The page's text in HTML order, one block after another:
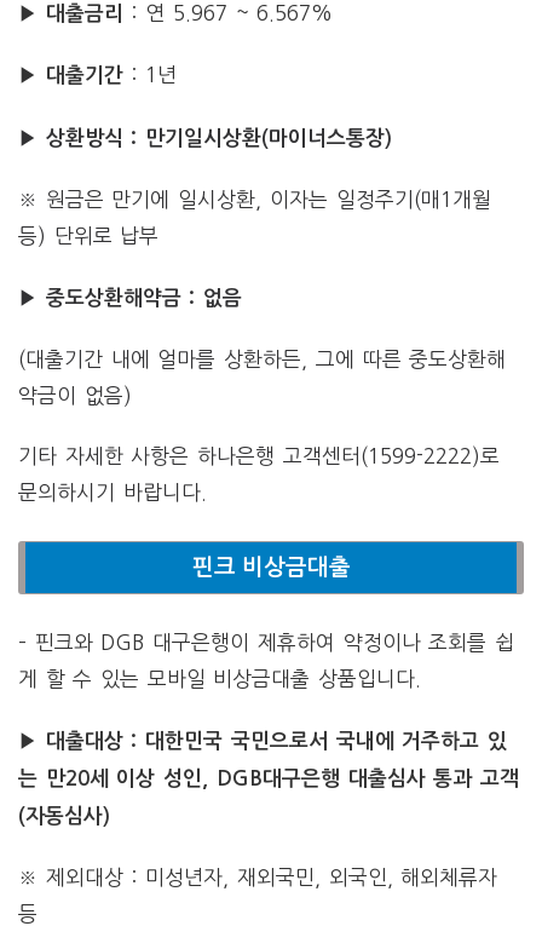
▶ 대출금리 : 연 5.967 ~ 6.567%
▶ 대출기간 : 1년
▶ 상환방식 : 만기일시상환(마이너스통장)
※ 원금은 만기에 일시상환, 이자는 일정주기(매1개월
등) 단위로 납부
▶ 중도상환해약금 : 없음
(대출기간 내에 얼마를 상환하든, 그에 따른 중도상환해
약금이 없음)
기타 자세한 사항은 하나은행 고객센터(1599-2222)로
문의하시기 바랍니다.
핀크 비상금대출
– 핀크와 DGB 대구은행이 제휴하여 약정이나 조회를 쉽
게 할 수 있는 모바일 비상금대출 상품입니다.
▶ 대출대상 : 대한민국 국민으로서 국내에 거주하고 있
는 만20세 이상 성인, DGB대구은행 대출심사 통과 고객
(자동심사)
※ 제외대상 : 미성년자, 재외국민, 외국인, 해외체류자
등